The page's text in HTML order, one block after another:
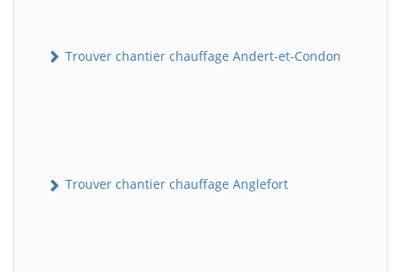
Trouver chantier chauffage Andert-et-Condon
Trouver chantier chauffage Anglefort